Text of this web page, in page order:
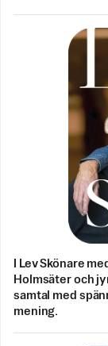
I Lev Skönare
Holmsäter och
samtal med
mening.